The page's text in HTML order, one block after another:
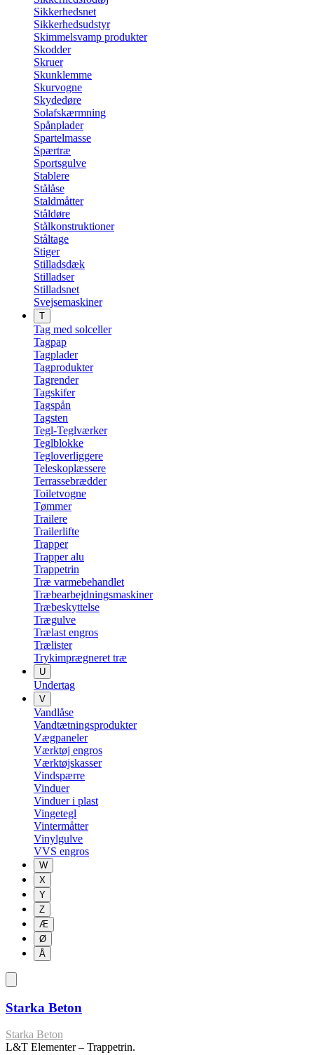
Sikkerhedsnet
Sikkerhedsudstyr
Skimmelsvamp produkter
Skodder
Skruer
Skunklemme
Skurvogne
Skydedøre
Solafskærmning
Spånplader
Spartelmasse
Spærtræ
Sportsgulve
Stablere
Stålåse
Staldmåtter
Ståldøre
Stålkonstruktioner
Ståltage
Stiger
Stilladsdæk
Stilladser
Stilladsnet
Svejsemaskiner
T
Tag med solceller
Tagpap
Tagplader
Tagprodukter
Tagrender
Tagskifer
Tagspån
Tagsten
Tegl-Teglværker
Teglblokke
Tegloverliggere
Teleskoplæssere
Terrassebrædder
Toiletvogne
Tømmer
Trailere
Trailerlifte
Trapper
Trapper alu
Trappetrin
Træ varmebehandlet
Træbearbejdningsmaskiner
Træbeskyttelse
Trægulve
Trælast engros
Trælister
Trykimprægneret træ
U
Undertag
V
Vandlåse
Vandtætningsprodukter
Vægpaneler
Værktøj engros
Værktøjskasser
Vindspærre
Vinduer
Vinduer i plast
Vingetegl
Vintermåtter
Vinylgulve
VVS engros
W
X
Y
Z
Æ
Ø
Å
Starka Beton
Starka Beton
L&T Elementer – Trappetrin.